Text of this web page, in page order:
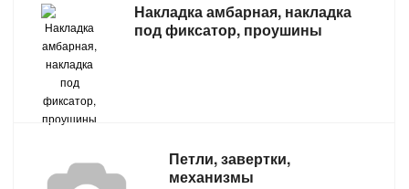
Накладка амбарная, накладка
под фиксатор, проушины
Петли, завертки,
механизмы